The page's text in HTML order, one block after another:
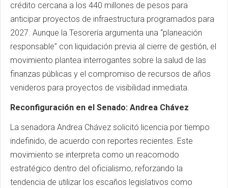
crédito cercana a los 440 millones de pesos para
anticipar proyectos de infraestructura programados para
2027. Aunque la Tesorería argumenta una “planeación
responsable” con liquidación previa al cierre de gestión, el
movimiento plantea interrogantes sobre la salud de las
finanzas públicas y el compromiso de recursos de años
venideros para proyectos de visibilidad inmediata.
Reconfiguración en el Senado: Andrea Chávez
La senadora Andrea Chávez solicitó licencia por tiempo
indefinido, de acuerdo con reportes recientes. Este
movimiento se interpreta como un reacomodo
estratégico dentro del oficialismo, reforzando la
tendencia de utilizar los escaños legislativos como